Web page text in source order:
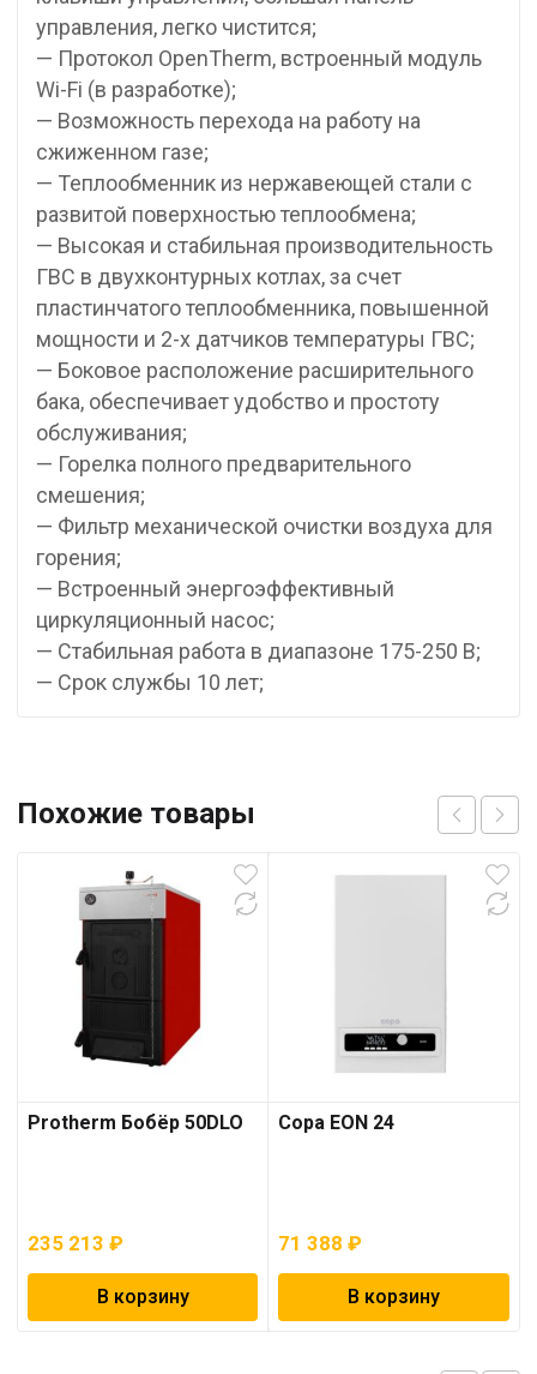
управления, легко чистится;
— Протокол OpenTherm, встроенный модуль
Wi-Fi (в разработке);
— Возможность перехода на работу на
сжиженном газе;
— Теплообменник из нержавеющей стали с
развитой поверхностью теплообмена;
— Высокая и стабильная производительность
ГВС в двухконтурных котлах, за счет
пластинчатого теплообменника, повышенной
мощности и 2-х датчиков температуры ГВС;
— Боковое расположение расширительного
бака, обеспечивает удобство и простоту
обслуживания;
— Горелка полного предварительного
смешения;
— Фильтр механической очистки воздуха для
горения;
— Встроенный энергоэффективный
циркуляционный насос;
— Стабильная работа в диапазоне 175-250 В;
— Срок службы 10 лет;
Похожие товары
Protherm Бобёр 50DLO
235 213 ₽
В корзину
Copa EON 24
71 388₽
В корзину